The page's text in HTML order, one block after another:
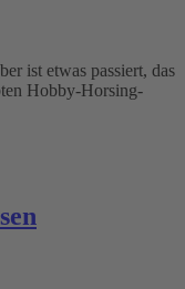
ist etwas passiert, das
Hobby-Horsing-